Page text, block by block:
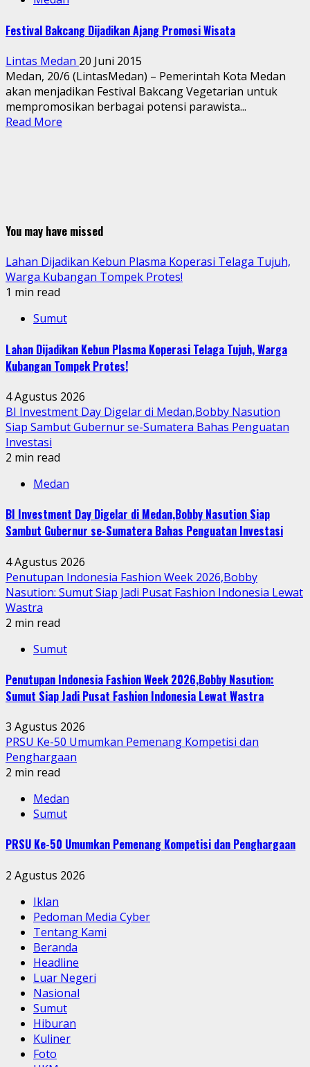
Festival Bakcang Dijadikan Ajang Promosi Wisata
Lintas Medan 20 Juni 2015
Medan, 20/6 (LintasMedan) – Pemerintah Kota Medan
akan menjadikan Festival Bakcang Vegetarian untuk
mempromosikan berbagai potensi parawista...
Read More
You may have missed
Lahan Dijadikan Kebun Plasma Koperasi Telaga Tujuh,
Warga Kubangan Tompek Protes!
1 min read
Sumut
Lahan Dijadikan Kebun Plasma Koperasi Telaga Tujuh, Warga
Kubangan Tompek Protes!
4 Agustus 2026
BI Investment Day Digelar di Medan,Bobby Nasution
Siap Sambut Gubernur se-Sumatera Bahas Penguatan
Investasi
2 min read
Medan
BI Investment Day Digelar di Medan,Bobby Nasution Siap
Sambut Gubernur se-Sumatera Bahas Penguatan Investasi
4 Agustus 2026
Penutupan Indonesia Fashion Week 2026,Bobby
Nasution: Sumut Siap Jadi Pusat Fashion Indonesia Lewat
Wastra
2 min read
Sumut
Penutupan Indonesia Fashion Week 2026,Bobby Nasution:
Sumut Siap Jadi Pusat Fashion Indonesia Lewat Wastra
3 Agustus 2026
PRSU Ke-50 Umumkan Pemenang Kompetisi dan
Penghargaan
2 min read
Medan
Sumut
PRSU Ke-50 Umumkan Pemenang Kompetisi dan Penghargaan
2 Agustus 2026
Iklan
Pedoman Media Cyber
Tentang Kami
Beranda
Headline
Luar Negeri
Nasional
Sumut
Hiburan
Kuliner
Foto